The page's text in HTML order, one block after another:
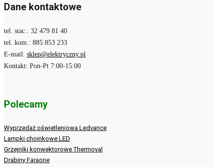
Dane kontaktowe
tel. stac.: 32 479 81 40
tel. kom.: 885 853 233
E-mail: sklep@elektryczny.pl
Kontakt: Pon-Pt 7:00-15:00
Polecamy
Wyprzedaż oświetleniowa Ledvance
Lampki choinkowe LED
Grzejniki konwektorowe Thermoval
Drabiny Faraone